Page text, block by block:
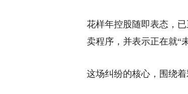
花样年控股随即表态，
卖程序，并表示正在就“
这场纠纷的核心，围绕